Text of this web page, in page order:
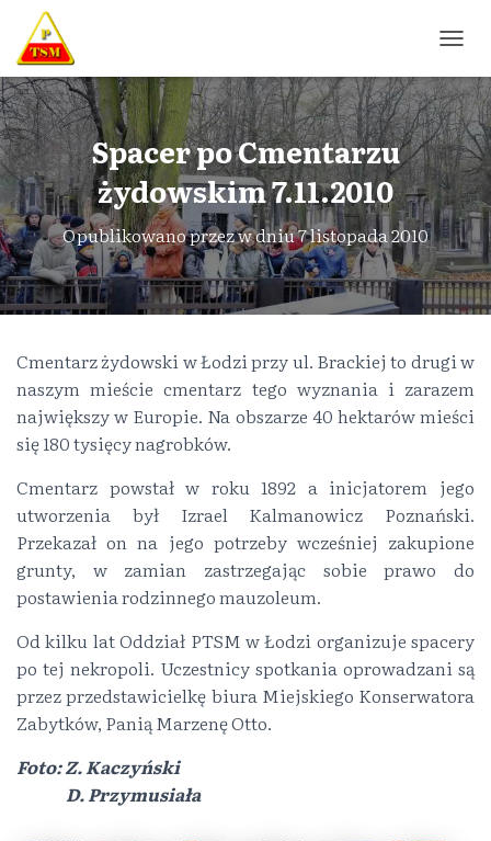
R
Z
E
Ł
Ą
Z
N
A
W
I
G
J
Ę
Spacer po Cmentarzu
żydowskim 7.11.2010
Opublikowano przezw dniu7 listopada 2010
Cmentarz żydowski w Łodzi przy ul. Brackiej to drugi w
naszym mieście cmentarz tego wyznania i zarazem
największy w Europie. Na obszarze 40 hektarów mieści
się 180 tysięcy nagrobków.
Cmentarz powstał w roku 1892 a inicjatorem jego
utworzenia był Izrael Kalmanowicz Poznański.
Przekazał on na jego potrzeby wcześniej zakupione
grunty, w zamian zastrzegając sobie prawo do
postawienia rodzinnego mauzoleum.
Od kilku lat Oddział PTSM w Łodzi organizuje spacery
po tej nekropoli. Uczestnicy spotkania oprowadzani są
przez przedstawicielkę biura Miejskiego Konserwatora
Zabytków, Panią Marzenę Otto.
Foto: Z. Kaczyński
D. Przymusiała